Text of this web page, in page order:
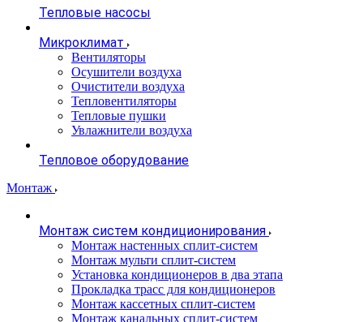
Тепловые насосы
Микроклимат
Вентиляторы
Осушители воздуха
Очистители воздуха
Тепловентиляторы
Тепловые пушки
Увлажнители воздуха
Тепловое оборудование
Монтаж
Монтаж систем кондиционирования
Монтаж настенных сплит-систем
Монтаж мульти сплит-систем
Установка кондиционеров в два этапа
Прокладка трасс для кондиционеров
Монтаж кассетных сплит-систем
Монтаж канальных сплит-систем